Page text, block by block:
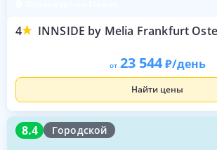
4 INNSIDE by Melia Frankfurt
от 23 544 /день
Найти цены
8.4 Городской
8.4